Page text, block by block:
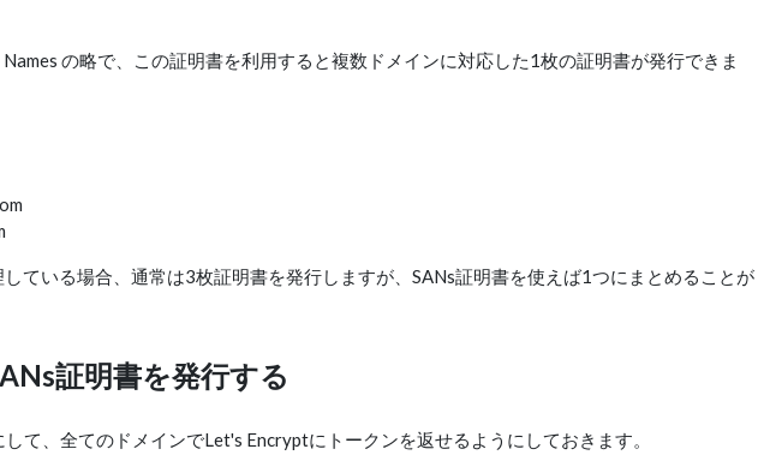
の略で、この証明書を利用すると複数ドメインに対応した1枚の証明書が発行できま
ている場合、通常は3枚証明書を発行しますが、SANs証明書を使えば1つにまとめることが
証明書を発行する
て、全てのドメインでLet's Encryptにトークンを返せるようにしておきます。